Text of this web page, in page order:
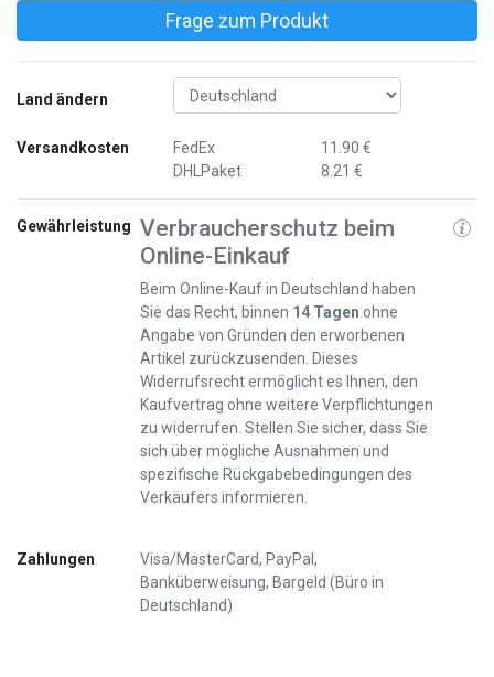
Frage zum Produkt
Land ändern
Versandkosten
FedEx
DHLPaket
11.90 €
8.21 €
Gewährleistung Verbraucherschutz beim
Online-Einkauf
Beim Online-Kauf in Deutschland haben
Sie das Recht, binnen 14 Tagen ohne
Angabe von Gründen den erworbenen
Artikel zurückzusenden. Dieses
Widerrufsrecht ermöglicht es Ihnen, den
Kaufvertrag ohne weitere Verpflichtungen
zu widerrufen. Stellen Sie sicher, dass Sie
sich über mögliche Ausnahmen und
spezifische Rückgabebedingungen des
Verkäufers informieren.
Zahlungen
Visa/MasterCard, PayPal,
Banküberweisung, Bargeld (Büro in
Deutschland)